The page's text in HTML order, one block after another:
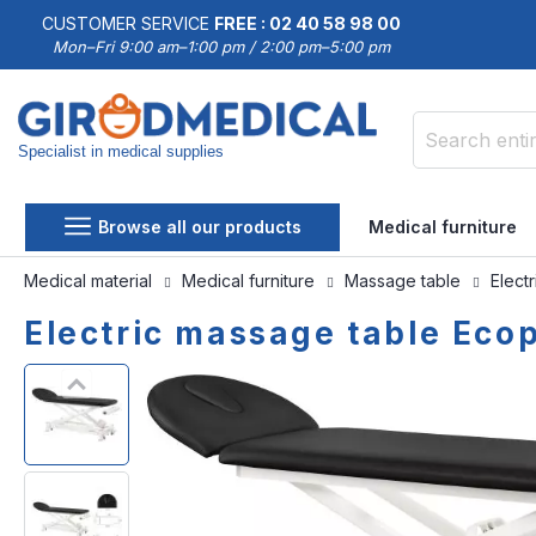
CUSTOMER SERVICE FREE : 02 40 58 98 00
Mon–Fri 9:00 am–1:00 pm / 2:00 pm–5:00 pm
Specialist in medical supplies
Browse all our products Medical furniture
Medical material Medical furniture Massage table
Electric massage table
Skip
to
the
of
images
Skip
to
the
beginning
of
images